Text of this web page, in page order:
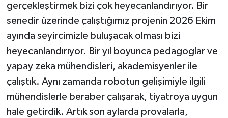
gerçekleştirmek bizi çok heyecanlandırıyor. Bir
senedir üzerinde çalıştığımız projenin 2026 Ekim
ayında seyircimizle buluşacak olması bizi
heyecanlandırıyor. Bir yıl boyunca pedagoglar ve
yapay zeka mühendisleri, akademisyenler ile
çalıştık. Aynı zamanda robotun gelişimiyle ilgili
mühendislerle beraber çalışarak, tiyatroya uygun
hale getirdik. Artık son aylarda provalarla,